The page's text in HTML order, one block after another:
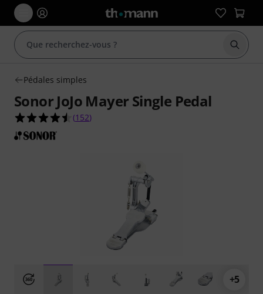
Pédales simples
Sonor JoJo Mayer Single Pedal
4.5 étoiles sur 5 d'après 152 évaluations clients
(152)
+5